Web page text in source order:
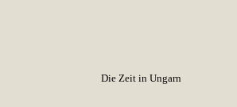
Die Zeit in Ungarn